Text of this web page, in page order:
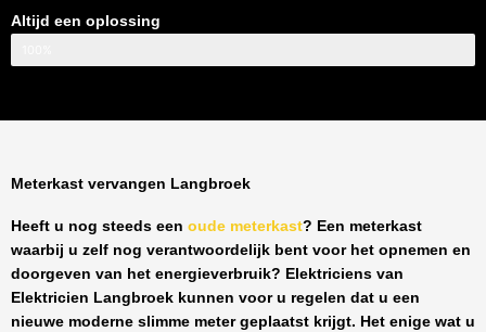
Altijd een oplossing
Meterkast vervangen Langbroek
Heeft u nog steeds een oude meterkast? Een meterkast
waarbij u zelf nog verantwoordelijk bent voor het opnemen en
doorgeven van het energieverbruik? Elektriciens van
Elektricien Langbroek kunnen voor u regelen dat u een
nieuwe moderne slimme meter geplaatst krijgt. Het enige wat u